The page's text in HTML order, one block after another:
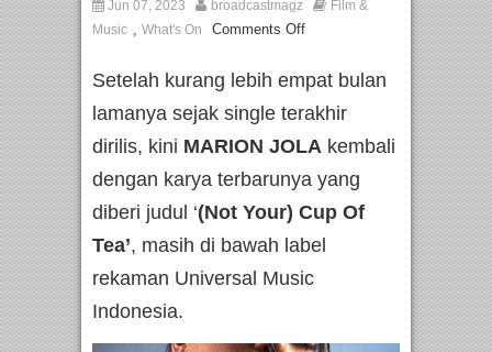
Jun 07, 2023 broadcastmagz
Film &
Music , What's On Comments Off
Setelah kurang lebih empat bulan
lamanya sejak single terakhir
dirilis, kini MARION JOLA kembali
dengan karya terbarunya yang
diberi judul ‘(Not Your) Cup Of
Tea’, masih di bawah label
rekaman Universal Music
Indonesia.